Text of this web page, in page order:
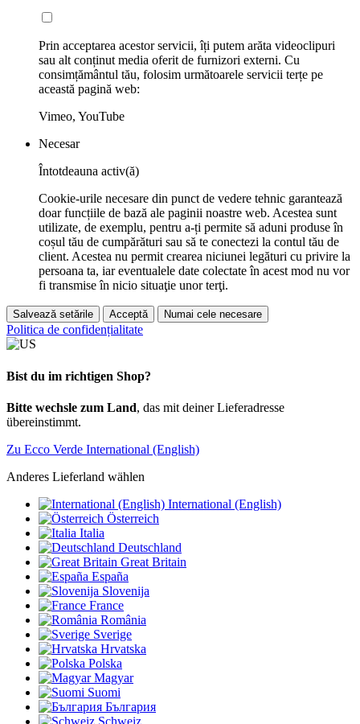
Prin acceptarea acestor servicii, îți putem arăta videoclipuri
sau alt conținut media oferit de furnizori externi. Cu
consimțământul tău, folosim următoarele servicii terțe pe
această pagină web:
Vimeo, YouTube
Necesar
Întotdeauna activ(ă)
Cookie-urile necesare din punct de vedere tehnic garantează
doar funcțiile de bază ale paginii noastre web. Acestea sunt
utilizate, de exemplu, pentru a-ți permite să aduni produse în
coșul tău de cumpărături sau să te conectezi la contul tău de
client. Acestea nu permit crearea niciunei legături cu privire la
persoana ta, iar eventualele date colectate în acest mod nu vor
fi transmise în nicio situaţie unor terţi.
Salvează setările Acceptă Numai cele necesare
Politica de confidențialitate
Bist du im richtigen Shop?
Bitte wechsle zum Land, das mit deiner Lieferadresse
übereinstimmt.
Zu Ecco Verde International (English)
Anderes Lieferland wählen
International (English)
Österreich
Italia
Deutschland
Great Britain
España
Slovenija
France
România
Sverige
Hrvatska
Polska
Magyar
Suomi
България
Schweiz